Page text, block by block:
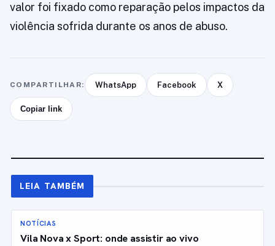
valor foi fixado como reparação pelos impactos da
violência sofrida durante os anos de abuso.
COMPARTILHAR: WhatsApp Facebook X
Copiar link
LEIA TAMBÉM
NOTÍCIAS
Vila Nova x Sport: onde assistir ao vivo